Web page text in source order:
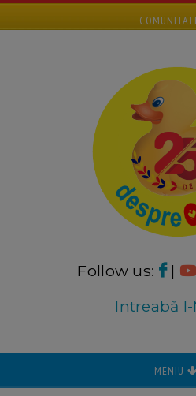
Follow us: |
Intreabă I-
MENIU